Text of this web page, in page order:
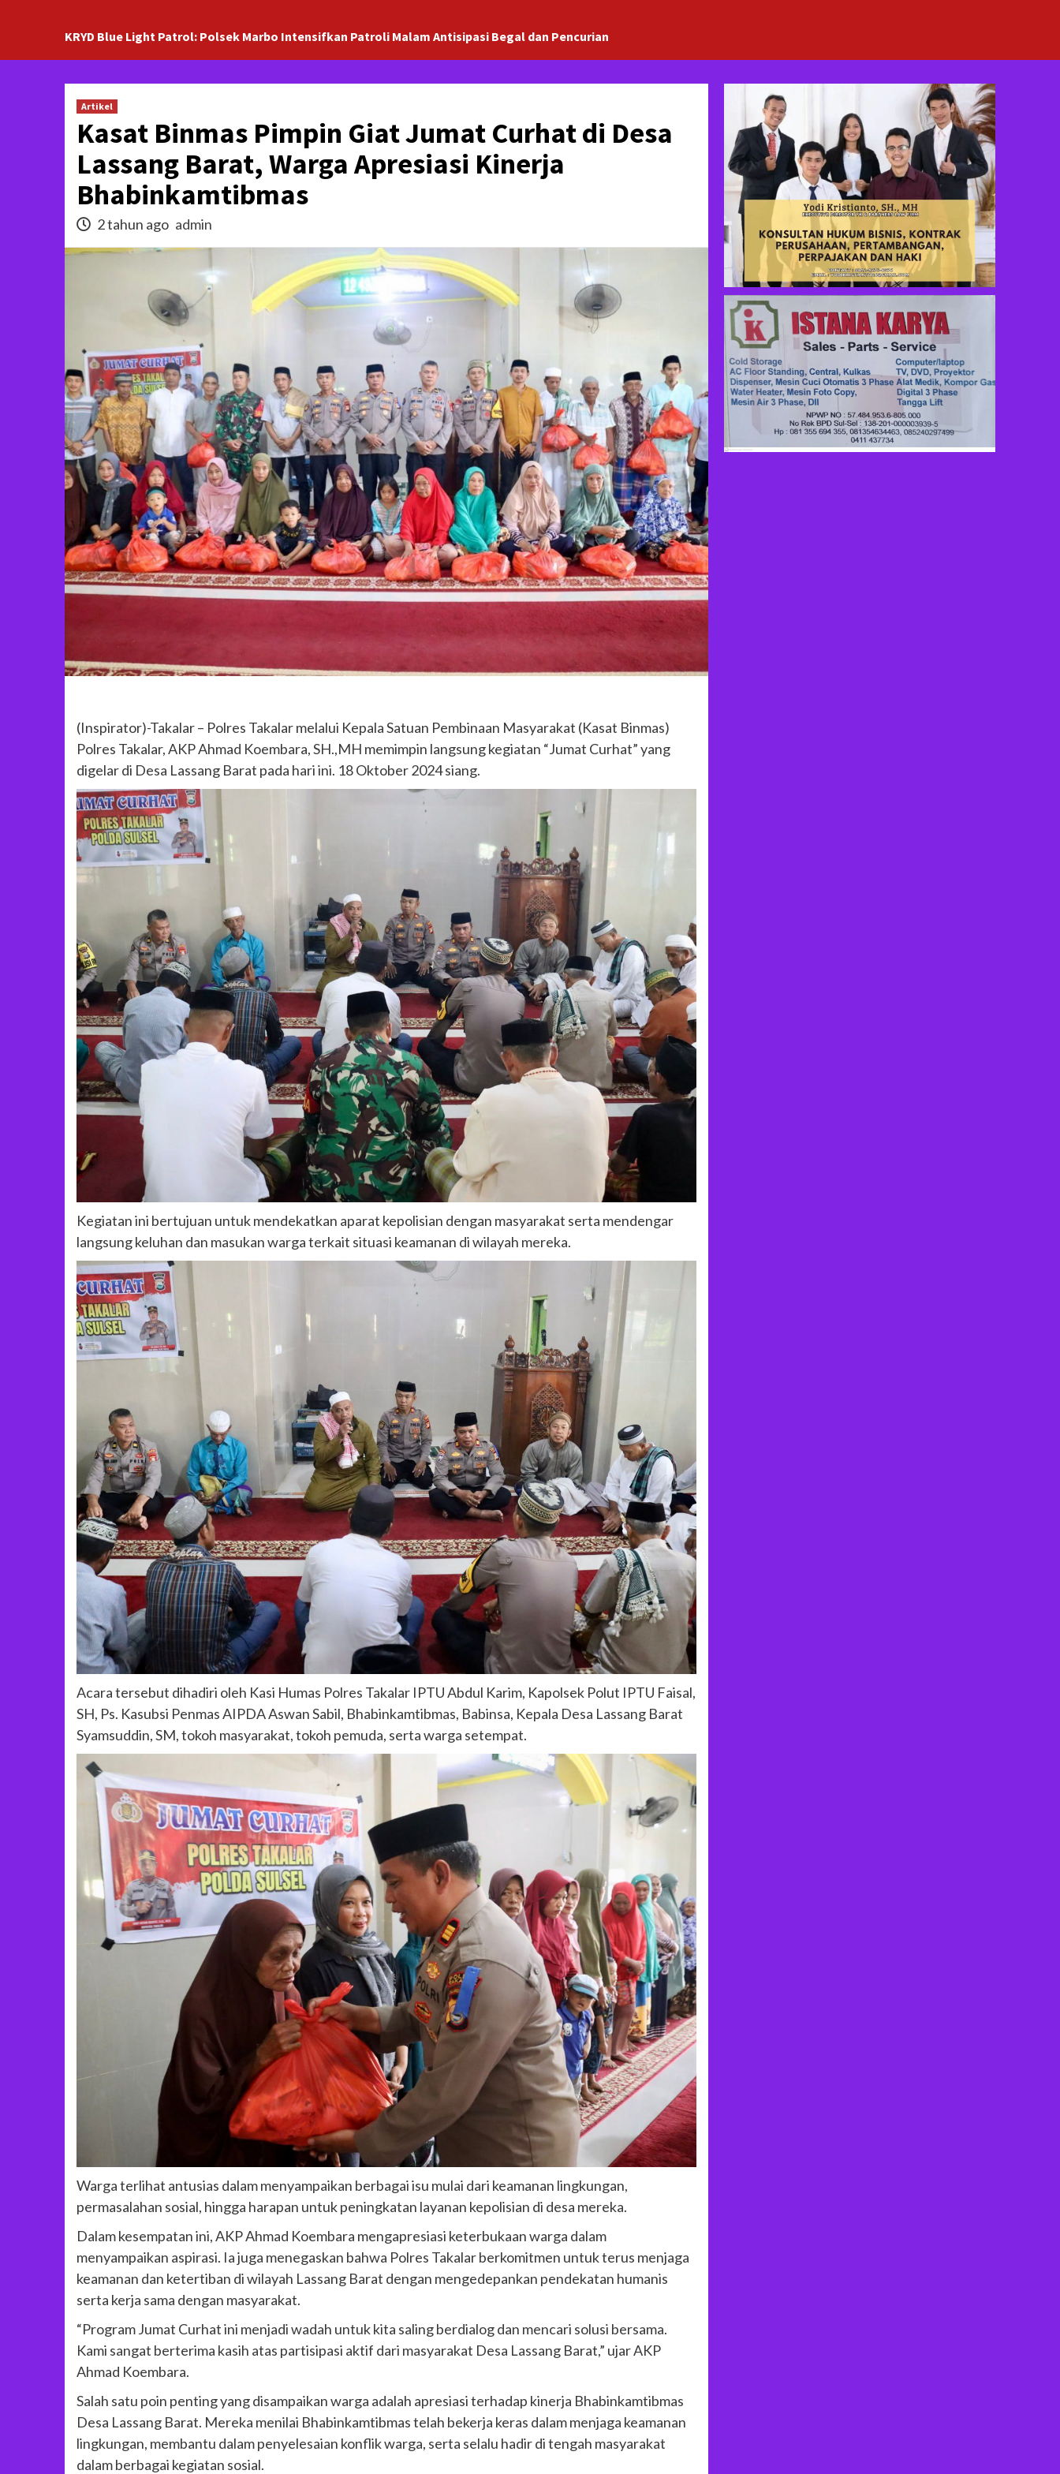
KRYD Blue Light Patrol: Polsek Marbo Intensifkan Patroli Malam Antisipasi Begal dan Pencurian
Artikel
Kasat Binmas Pimpin Giat Jumat Curhat di Desa
Lassang Barat, Warga Apresiasi Kinerja
Bhabinkamtibmas
2 tahun ago admin
(Inspirator)-Takalar – Polres Takalar melalui Kepala Satuan Pembinaan Masyarakat (Kasat Binmas)
Polres Takalar, AKP Ahmad Koembara, SH.,MH memimpin langsung kegiatan “Jumat Curhat” yang
digelar di Desa Lassang Barat pada hari ini. 18 Oktober 2024 siang.
Kegiatan ini bertujuan untuk mendekatkan aparat kepolisian dengan masyarakat serta mendengar
langsung keluhan dan masukan warga terkait situasi keamanan di wilayah mereka.
Acara tersebut dihadiri oleh Kasi Humas Polres Takalar IPTU Abdul Karim, Kapolsek Polut IPTU Faisal,
SH, Ps. Kasubsi Penmas AIPDA Aswan Sabil, Bhabinkamtibmas, Babinsa, Kepala Desa Lassang Barat
Syamsuddin, SM, tokoh masyarakat, tokoh pemuda, serta warga setempat.
Warga terlihat antusias dalam menyampaikan berbagai isu mulai dari keamanan lingkungan,
permasalahan sosial, hingga harapan untuk peningkatan layanan kepolisian di desa mereka.
Dalam kesempatan ini, AKP Ahmad Koembara mengapresiasi keterbukaan warga dalam
menyampaikan aspirasi. Ia juga menegaskan bahwa Polres Takalar berkomitmen untuk terus menjaga
keamanan dan ketertiban di wilayah Lassang Barat dengan mengedepankan pendekatan humanis
serta kerja sama dengan masyarakat.
“Program Jumat Curhat ini menjadi wadah untuk kita saling berdialog dan mencari solusi bersama.
Kami sangat berterima kasih atas partisipasi aktif dari masyarakat Desa Lassang Barat,” ujar AKP
Ahmad Koembara.
Salah satu poin penting yang disampaikan warga adalah apresiasi terhadap kinerja Bhabinkamtibmas
Desa Lassang Barat. Mereka menilai Bhabinkamtibmas telah bekerja keras dalam menjaga keamanan
lingkungan, membantu dalam penyelesaian konflik warga, serta selalu hadir di tengah masyarakat
dalam berbagai kegiatan sosial.